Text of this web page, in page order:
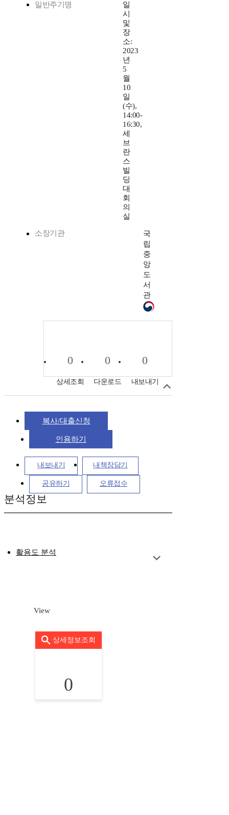
일반주기명
일
시
및
장
소:
2023
년
5
월
10
일
(수),
14:00-
16:30,
세
브
란
스
빌
딩
대
회
의
실
소장기관
국
립
중
앙
도
서
관
0
상세조회
0
다운로드
0
내보내기
복사/대출신청
인용하기
내보내기 내책장담기
공유하기 오류접수
분석정보
활용도 분석
View
상세정보조회
0